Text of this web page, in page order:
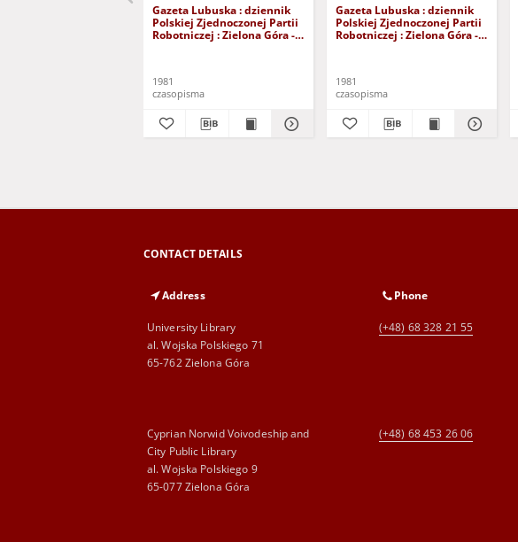
Gazeta Lubuska : dziennik
Polskiej Zjednoczonej Partii
Robotniczej : Zielona Góra -
1981
czasopisma
Gazeta Lubuska : dziennik
Polskiej Zjednoczonej Partii
Robotniczej : Zielona Góra -
1981
czasopisma
CONTACT DETAILS
Address
University Library
al. Wojska Polskiego 71
65-762 Zielona Góra
Phone
(+48) 68 328 21 55
Cyprian Norwid Voivodeship and
City Public Library
al. Wojska Polskiego 9
65-077 Zielona Góra
(+48) 68 453 26 06